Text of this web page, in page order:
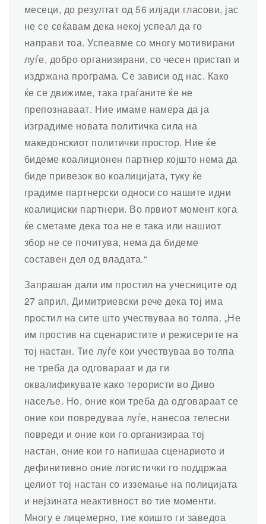
месеци, до резултат од 56 илјади гласови, јас
не се сеќавам дека некој успеал да го
направи тоа. Успеавме со многу мотивирани
луѓе, добро организирани, со чесен пристап и
издржана програма. Се зависи од нас. Како
ќе се движиме, така граѓаните ќе не
препознаваат. Ние имаме намера да ја
изградиме новата политичка сила на
македонскиот политички простор. Ние ќе
бидеме коалиционен партнер којшто нема да
биде привезок во коалицијата, туку ќе
градиме партнерски односи со нашите идни
коалициски партнери. Во првиот момент кога
ќе сметаме дека тоа не е така или нашиот
збор не се почитува, нема да бидеме
составен дел од владата.“
Запрашан дали им простил на учесниците од
27 април, Димитриевски рече дека тој има
простил на сите што учествуваа во толпа. „Не
им простив на сценаристите и режисерите на
тој настан. Тие луѓе кои учествуваа во толпа
не треба да одговараат и да ги
оквалификувате како терористи во Диво
насеље. Но, оние кои треба да одговараат се
оние кои повредуваа луѓе, нанесоа телесни
повреди и оние кои го организираа тој
настан, оние кои го напишаа сценариото и
дефинитивно оние логистички го поддржаа
целиот тој настан со изземање на полицијата
и нејзината неактивност во тие моменти.
Многу е лицемерно, тие коишто ги заведоа